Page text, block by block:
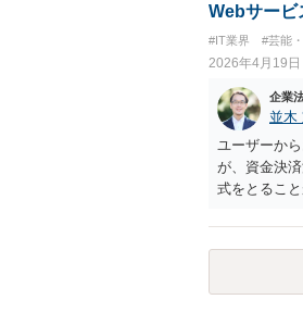
上「専ら学
のいずれに
化はできな
になること
が正しいの
Webサービ
#IT業界 #芸能
2026年4月19日
企業
並木
ユーザーか
が、資金決
式をとるこ
ことですの
て管理する
談すべき内